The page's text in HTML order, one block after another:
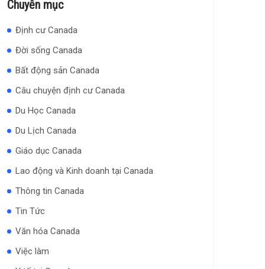
Chuyên mục
Định cư Canada
Đời sống Canada
Bất động sản Canada
Câu chuyện định cư Canada
Du Học Canada
Du Lịch Canada
Giáo dục Canada
Lao động và Kinh doanh tại Canada
Thông tin Canada
Tin Tức
Văn hóa Canada
Việc làm